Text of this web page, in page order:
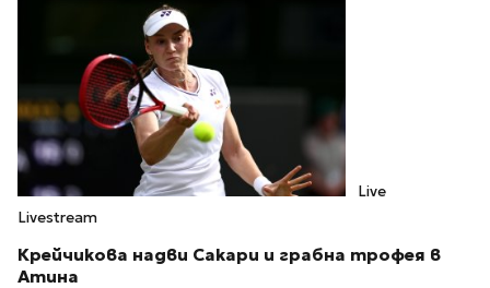
Live
Livestream
Крейчикова надви Сакари и грабна трофея в
Атина